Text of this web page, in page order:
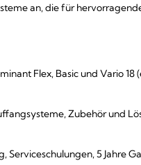
an, die für
Flex, Basic und Vario 18
Zubehör und
5 Jahre